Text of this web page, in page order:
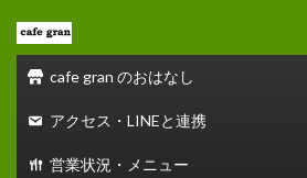
cafe gran のおはなし
アクセス・LINEと連携
営業状況・メニュー